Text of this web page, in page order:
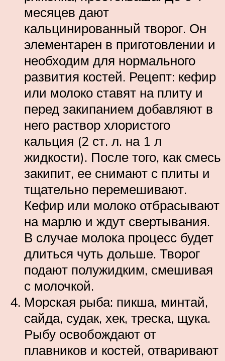
месяцев дают
кальцинированный творог. Он
элементарен в приготовлении и
необходим для нормального
развития костей. Рецепт: кефир
или молоко ставят на плиту и
перед закипанием добавляют в
него раствор хлористого
кальция (2 ст. л. на 1 л
жидкости). После того, как смесь
закипит, ее снимают с плиты и
тщательно перемешивают.
Кефир или молоко отбрасывают
на марлю и ждут свертывания.
В случае молока процесс будет
длиться чуть дольше. Творог
подают полужидким, смешивая
с молочкой.
Морская рыба: пикша, минтай,
сайда, судак, хек, треска, щука.
Рыбу освобождают от
плавников и костей, отваривают